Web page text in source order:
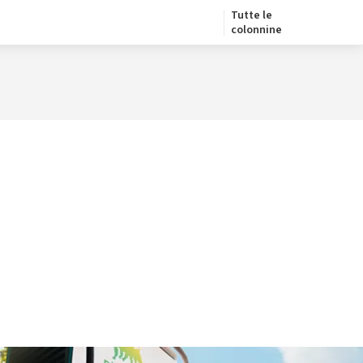
Tutte le
colonnine